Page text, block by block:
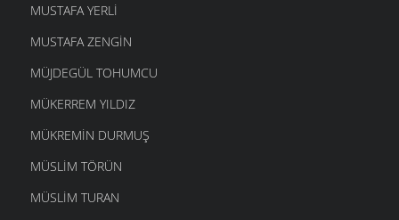
MUSTAFA YERLI
MUSTAFA ZENGIN
MÜJDEGÜL TOHUMCU
MÜKERREM YILDIZ
MÜKREMIN DURMUŞ
MÜSLIM TÖRÜN
MÜSLIM TURAN